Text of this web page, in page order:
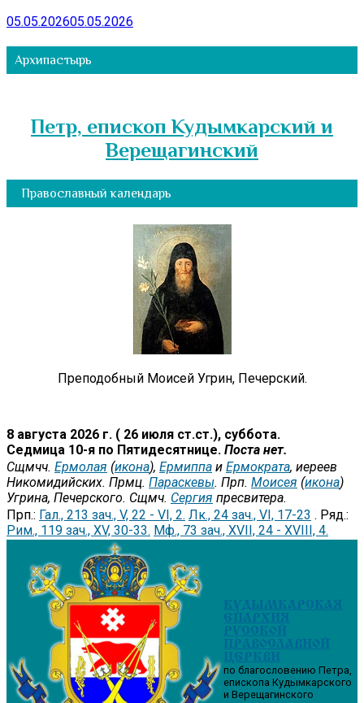
05.05.202605.05.2026
Архипастырь
Петр, епископ Кудымкарский и
Верещагинский
Православный календарь
Преподобный Моисей Угрин, Печерский.
8 августа 2026 г. ( 26 июля ст.ст.), суббота.
Седмица 10-я по Пятидесятнице. Поста нет.
Сщмчч. Ермолая (икона), Ермиппа и Ермократа, иереев
Никомидийских. Прмц. Параскевы. Прп. Моисея (икона)
Угрина, Печерского. Сщмч. Сергия пресвитера.
Прп.: Гал., 213 зач., V, 22 - VI, 2. Лк., 24 зач., VI, 17-23 . Ряд.:
Рим., 119 зач., XV, 30-33. Мф., 73 зач., XVII, 24 - XVIII, 4.
КУДЫМКАРСКАЯ
ЕПАРХИЯ
РУССКОЙ
ПРАВОСЛАВНОЙ
ЦЕРКВИ
по благословению Петра,
епископа Кудымкарского
и Верещагинского